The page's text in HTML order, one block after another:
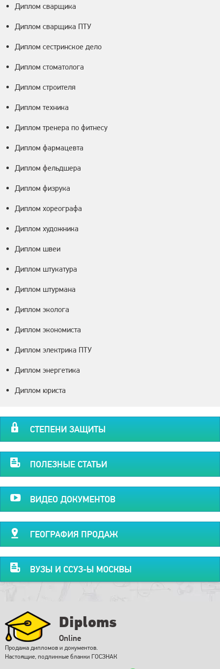
Диплом сварщика
Диплом сварщика ПТУ
Диплом сестринское дело
Диплом стоматолога
Диплом строителя
Диплом техника
Диплом тренера по фитнесу
Диплом фармацевта
Диплом фельдшера
Диплом физрука
Диплом хореографа
Диплом художника
Диплом швеи
Диплом штукатура
Диплом штурмана
Диплом эколога
Диплом экономиста
Диплом электрика ПТУ
Диплом энергетика
Диплом юриста
СТЕПЕНИ ЗАЩИТЫ
ПОЛЕЗНЫЕ СТАТЬИ
ВИДЕО ДОКУМЕНТОВ
ГЕОГРАФИЯ ПРОДАЖ
ВУЗЫ И ССУЗ-Ы МОСКВЫ
Diploms
Online
Продажа дипломов и документов.
Настоящие, подлинные бланки ГОСЗНАК